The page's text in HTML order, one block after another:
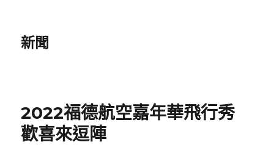
新聞
2022福德航空嘉年華飛行秀
歡喜來逗陣